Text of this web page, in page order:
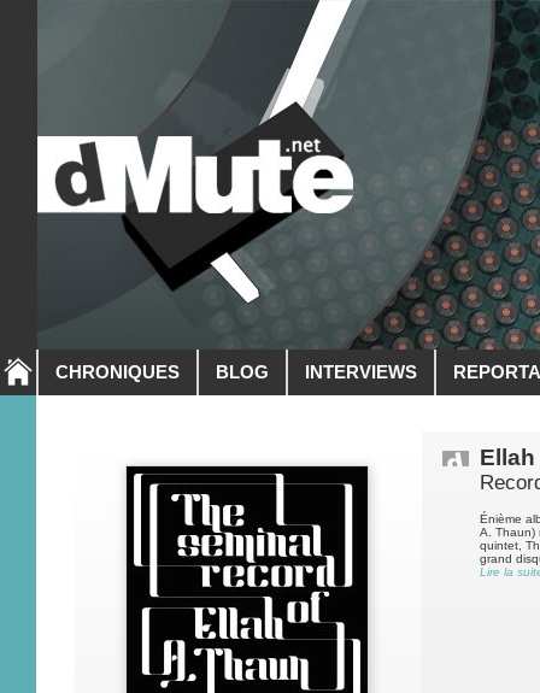
CHRONIQUES BLOG INTERVIEWS
Énième
A. Thaun)
quintet,
grand
Lire la